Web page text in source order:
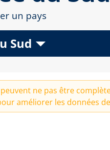
un pays
Sud
ne pas être
améliorer les données